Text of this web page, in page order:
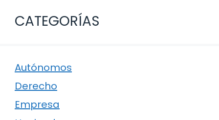
CATEGORÍAS
Autónomos
Derecho
Empresa